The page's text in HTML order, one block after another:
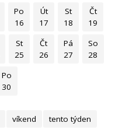
Po
16
Út
17
St
18
Čt
19
St
25
Čt
26
Pá
27
So
28
Po
30
víkend
tento týden